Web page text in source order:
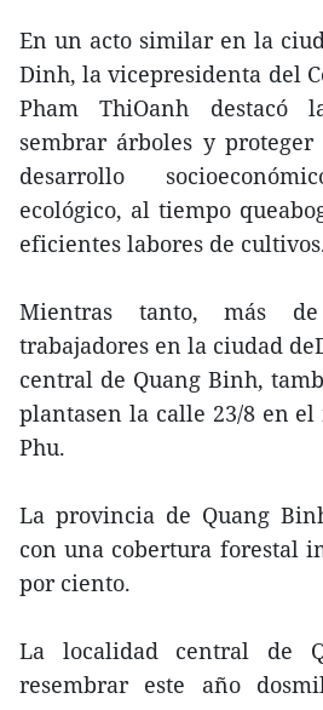
En un acto similar en la
Dinh, la vicepresidenta del
Pham ThiOanh destacó
sembrar árboles y proteger
desarrollo
ecológico, al tiempo
eficientes labores de
Mientras tanto, más
trabajadores en la ciudad
central de Quang Binh,
plantasen la calle 23/8 en
Phu.
La provincia de Quang
con una cobertura forestal
por ciento.
La localidad central de
resembrar este año